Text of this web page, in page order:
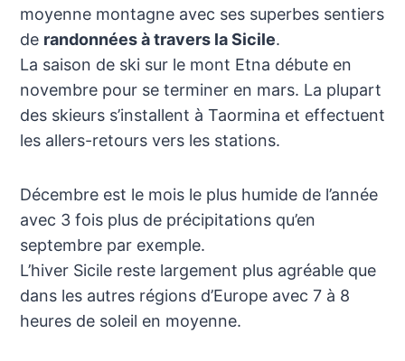
moyenne montagne avec ses superbes sentiers
de randonnées à travers la Sicile.
La saison de ski sur le mont Etna débute en
novembre pour se terminer en mars. La plupart
des skieurs s’installent à Taormina et effectuent
les allers-retours vers les stations.
Décembre est le mois le plus humide de l’année
avec 3 fois plus de précipitations qu’en
septembre par exemple.
L’hiver Sicile reste largement plus agréable que
dans les autres régions d’Europe avec 7 à 8
heures de soleil en moyenne.